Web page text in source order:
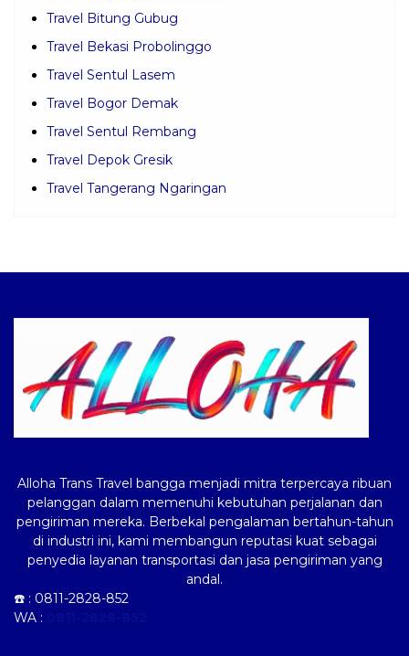
Travel Bitung Gubug
Travel Bekasi Probolinggo
Travel Sentul Lasem
Travel Bogor Demak
Travel Sentul Rembang
Travel Depok Gresik
Travel Tangerang Ngaringan
Alloha Trans Travel bangga menjadi mitra terpercaya ribuan
pelanggan dalam memenuhi kebutuhan perjalanan dan
pengiriman mereka. Berbekal pengalaman bertahun-tahun
di industri ini, kami membangun reputasi kuat sebagai
penyedia layanan transportasi dan jasa pengiriman yang
andal.
☎️ : 0811-2828-852
WA :